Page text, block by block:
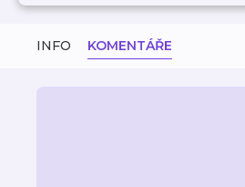
INFO KOMENTÁŘE